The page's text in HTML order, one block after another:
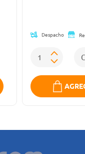
Despacho